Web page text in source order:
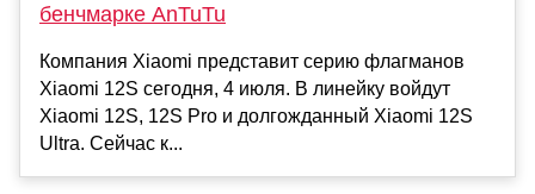
бенчмарке AnTuTu
Компания Xiaomi представит серию флагманов
Xiaomi 12S сегодня, 4 июля. В линейку войдут
Xiaomi 12S, 12S Pro и долгожданный Xiaomi 12S
Ultra. Сейчас к...